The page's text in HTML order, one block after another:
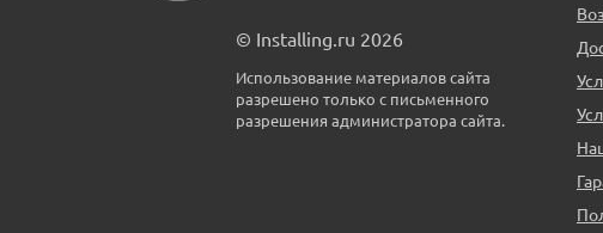
© Installing.ru 2026
Использование материалов сайта
разрешено только с письменного
разрешения администратора сайта.